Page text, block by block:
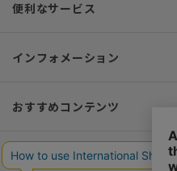
便利なサービス
インフォメーション
おすすめコンテンツ
ポリシー・企業情報